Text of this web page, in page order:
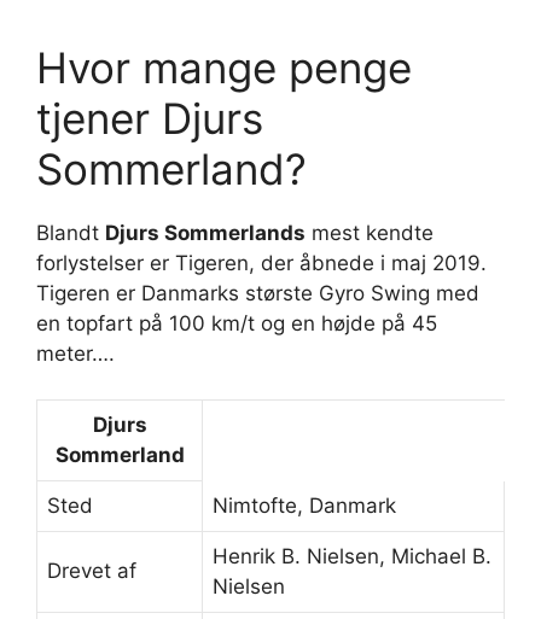
Hvor mange penge
tjener Djurs
Sommerland?
Blandt Djurs Sommerlands mest kendte
forlystelser er Tigeren, der åbnede i maj 2019.
Tigeren er Danmarks største Gyro Swing med
en topfart på 100 km/t og en højde på 45
meter….
Djurs
Sommerland
Sted Nimtofte, Danmark
Drevet af
Henrik B. Nielsen, Michael B.
Nielsen